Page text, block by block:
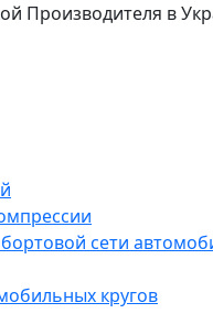
Производителя в
сети
кругов